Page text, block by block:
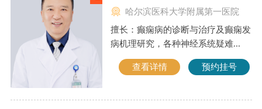
哈尔滨医科大学附属第一医院
擅长：癫痫病的诊断与治疗及癫痫发
病机理研究，各种神经系统疑难...
查看详情 预约挂号